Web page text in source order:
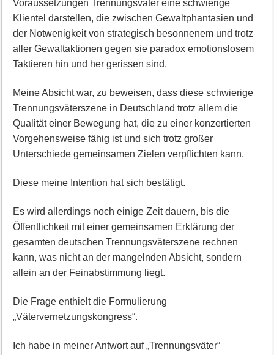
Voraussetzungen Trennungsväter eine schwierige
Klientel darstellen, die zwischen Gewaltphantasien und
der Notwenigkeit von strategisch besonnenem und trotz
aller Gewaltaktionen gegen sie paradox emotionslosem
Taktieren hin und her gerissen sind.
Meine Absicht war, zu beweisen, dass diese schwierige
Trennungsväterszene in Deutschland trotz allem die
Qualität einer Bewegung hat, die zu einer konzertierten
Vorgehensweise fähig ist und sich trotz großer
Unterschiede gemeinsamen Zielen verpflichten kann.
Diese meine Intention hat sich bestätigt.
Es wird allerdings noch einige Zeit dauern, bis die
Öffentlichkeit mit einer gemeinsamen Erklärung der
gesamten deutschen Trennungsväterszene rechnen
kann, was nicht an der mangelnden Absicht, sondern
allein an der Feinabstimmung liegt.
Die Frage enthielt die Formulierung
„Vätervernetzungskongress“.
Ich habe in meiner Antwort auf „Trennungsväter“